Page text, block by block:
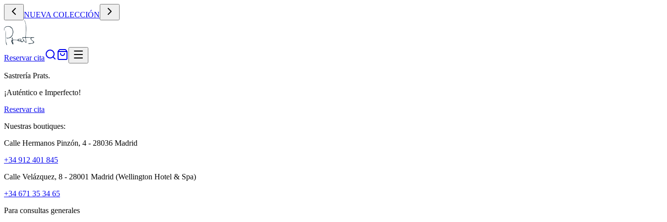
NUEVA COLECCIÓN
Reservar cita
Sastrería Prats.
¡Auténtico e Imperfecto!
Reservar cita
Nuestras boutiques:
Calle Hermanos Pinzón, 4 - 28036 Madrid
+34 912 401 845
Calle Velázquez, 8 - 28001 Madrid (Wellington Hotel & Spa)
+34 671 35 34 65
Para consultas generales